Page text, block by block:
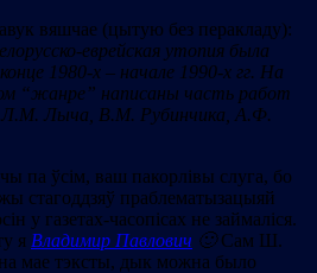
вяшчае (цытую без перакладу):
еврейская утопия была
1980-х – начале 1990-х гг. На
“жанре” написаны часть работ
Лыча, В.М. Рубинчика, А.Ф.
па ўсім, ваш пакорлівы слуга, бо
стагоддзяў праблематызацыяй
у газетах-часопісах не займаліся.
я Владимир Павлович 🙂Сам Ш.
мае тэксты, дык можна было